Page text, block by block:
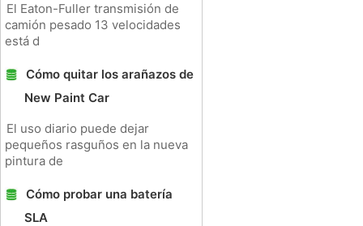
El Eaton-Fuller transmisión de
camión pesado 13 velocidades
está d
Cómo quitar los arañazos de
New Paint Car
El uso diario puede dejar
pequeños rasguños en la nueva
pintura de
Cómo probar una batería
SLA